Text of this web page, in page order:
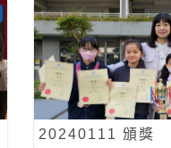
20240111 頒獎